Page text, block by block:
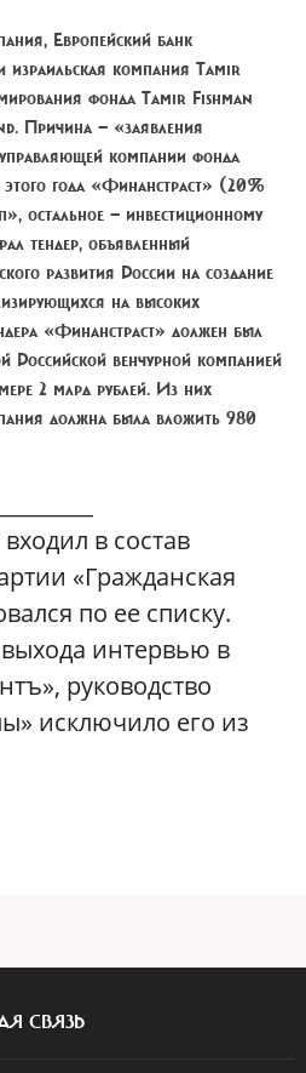
Европейский банк
израильская компания Tamir
фонда Tamir Fishman
Причина — «заявления
компании фонда
года «Финанстраст» (20%
остальное — инвестиционному
тендер, объявленный
развития России на создание
на высоких
«Финанстраст» должен был
Российской венчурной компанией
2 млрд рублей. Из них
должна была вложить 980
в состав
«Гражданская
по ее списку.
интервью в
руководство
исключило его из
СВЯЗЬ